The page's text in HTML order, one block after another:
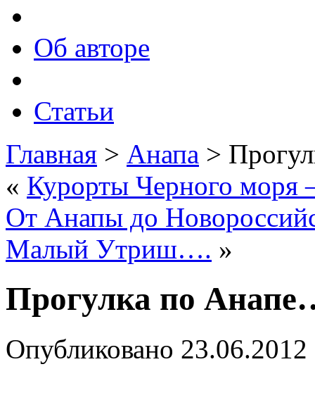
Об авторе
Статьи
Главная > Анапа >
« Курорты Черного
От Анапы до
Малый Утриш…. »
Прогулка по
Опубликовано 23.06.2012